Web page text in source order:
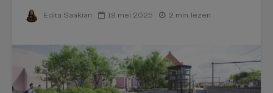
Edita Saakian 19 mei 2025 2 min. lezen